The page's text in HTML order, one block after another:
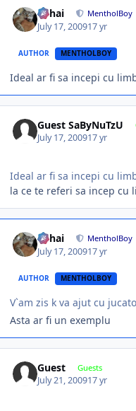
Mihai MentholBoy
July 17, 200917 yr
AUTHOR MENTHOLBOY
Ideal ar fi sa incepi cu
Guest SaByNuTzU
July 17, 200917 yr
Ideal ar fi sa incepi cu
la ce te referi sa incep cu
Mihai MentholBoy
July 17, 200917 yr
AUTHOR MENTHOLBOY
V`am zis k va ajut cu
Asta ar fi un exemplu
Guest Guests
July 21, 200917 yr